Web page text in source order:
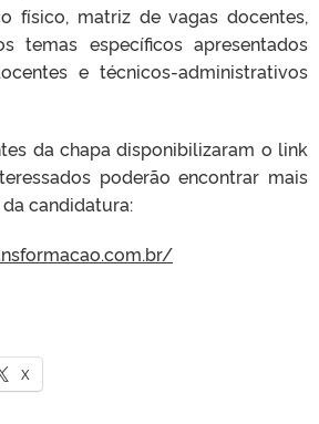
físico, matriz de vagas docentes,
temas específicos apresentados
e técnicos-administrativos
da chapa disponibilizaram o link
poderão encontrar mais
candidatura:
X